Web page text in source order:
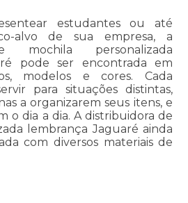
estudantes ou até
alvo de sua empresa, a
mochila personalizada
pode ser encontrada em
modelos e cores. Cada
para situações distintas,
a organizarem seus itens, e
o dia a dia. A distribuidora de
lembrança Jaguaré ainda
com diversos materiais de